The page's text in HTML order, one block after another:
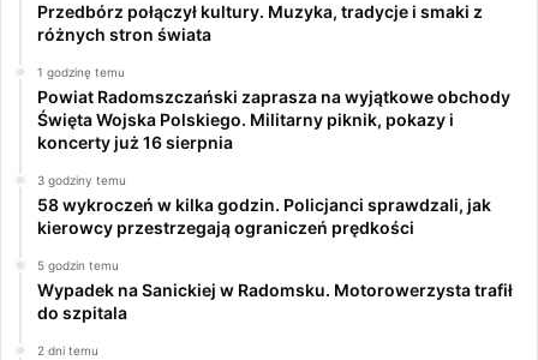
Przedbórz połączył kultury. Muzyka, tradycje i smaki z
różnych stron świata
1 godzinę temu
Powiat Radomszczański zaprasza na wyjątkowe obchody
Święta Wojska Polskiego. Militarny piknik, pokazy i
koncerty już 16 sierpnia
3 godziny temu
58 wykroczeń w kilka godzin. Policjanci sprawdzali, jak
kierowcy przestrzegają ograniczeń prędkości
5 godzin temu
Wypadek na Sanickiej w Radomsku. Motorowerzysta trafił
do szpitala
2 dni temu